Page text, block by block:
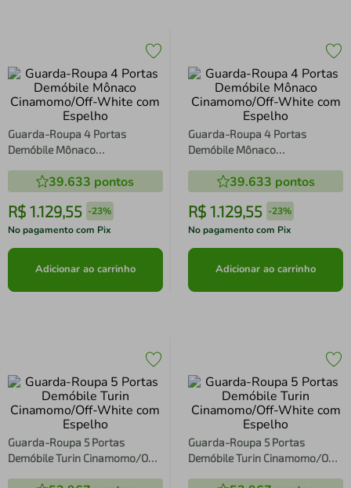
Guarda-Roupa 4 Portas
Demóbile Mônaco
Espelho39.633 pontos
R$ 1.129,55 -23%
No pagamento com Pix
Adicionar ao carrinho
Guarda-Roupa 4 Portas
Demóbile Mônaco
Espelho39.633 pontos
R$ 1.129,55 -23%
No pagamento com Pix
Adicionar ao carrinho
Guarda-Roupa 5 Portas
Demóbile Turin Cinamomo/Off-
Guarda-Roupa 5 Portas
Demóbile Turin Cinamomo/Off-